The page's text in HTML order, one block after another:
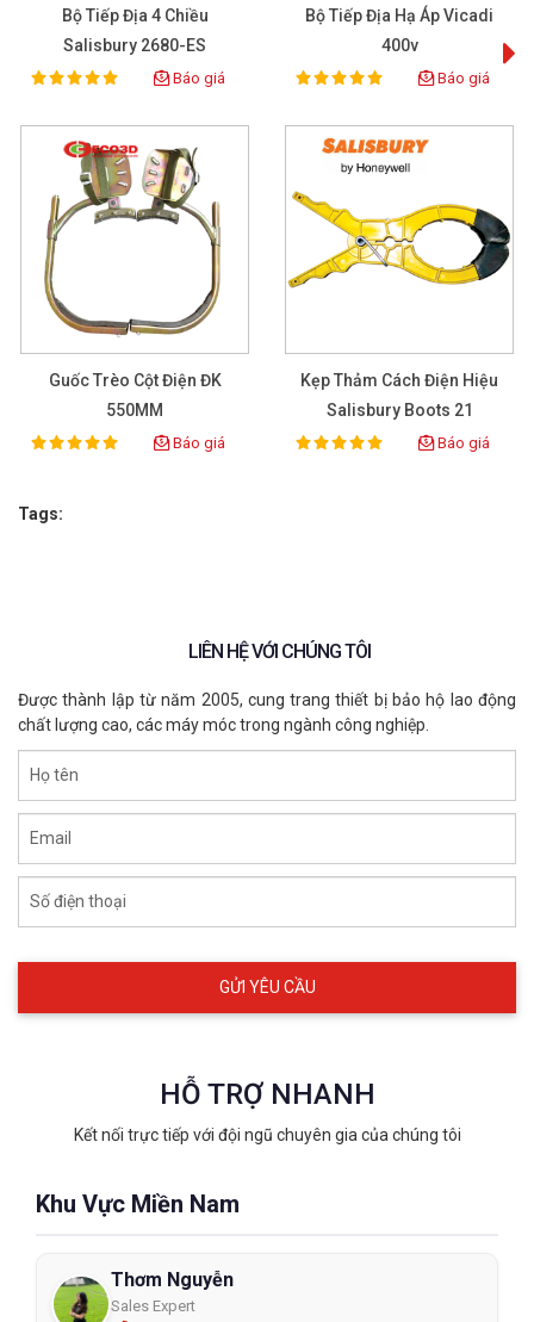
Bộ Tiếp Địa 4 Chiều
Salisbury 2680-ES
Rating:
100% Báo giá
Bộ Tiếp Địa Hạ Áp Vicadi
400v
Rating:
100% Báo giá
Guốc Trèo Cột Điện ĐK
550MM
Rating:
100% Báo giá
Kẹp Thảm Cách Điện Hiệu
Salisbury Boots 21
Rating:
100% Báo giá
Tags:
LIÊN HỆ VỚI CHÚNG TÔI
Được thành lập từ năm 2005, cung trang thiết bị bảo hộ lao động
chất lượng cao, các máy móc trong ngành công nghiệp.
Họ tên
Email
Số điện thoại
HỖ TRỢ NHANH
Kết nối trực tiếp với đội ngũ chuyên gia của chúng tôi
Khu Vực Miền Nam
Thơm Nguyễn
Sales Expert